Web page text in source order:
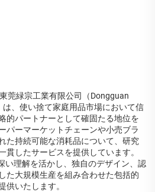
莞緑宗工業有限公司（Dongguan
、使い捨て家庭用品市場において信
的パートナーとして確固たる地位を
パーマーケットチェーンや小売ブラ
た持続可能な消耗品について、研究
貫したサービスを提供しています。
い理解を活かし、独自のデザイン、認
た大規模生産を組み合わせた包括的
供いたします。